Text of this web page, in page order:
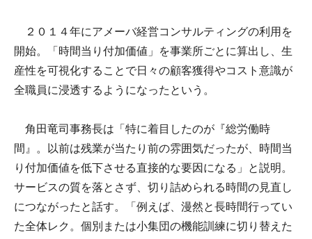
２０１４年にアメーバ経営コンサルティングの利用を
開始。「時間当り付加価値」を事業所ごとに算出し、生
産性を可視化することで日々の顧客獲得やコスト意識が
全職員に浸透するようになったという。
角田竜司事務長は「特に着目したのが『総労働時
間』。以前は残業が当たり前の雰囲気だったが、時間当
り付加価値を低下させる直接的な要因になる」と説明。
サービスの質を落とさず、切り詰められる時間の見直し
につながったと話す。「例えば、漫然と長時間行ってい
た全体レク。個別または小集団の機能訓練に切り替えた